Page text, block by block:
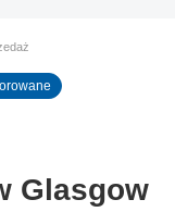
Glasgow